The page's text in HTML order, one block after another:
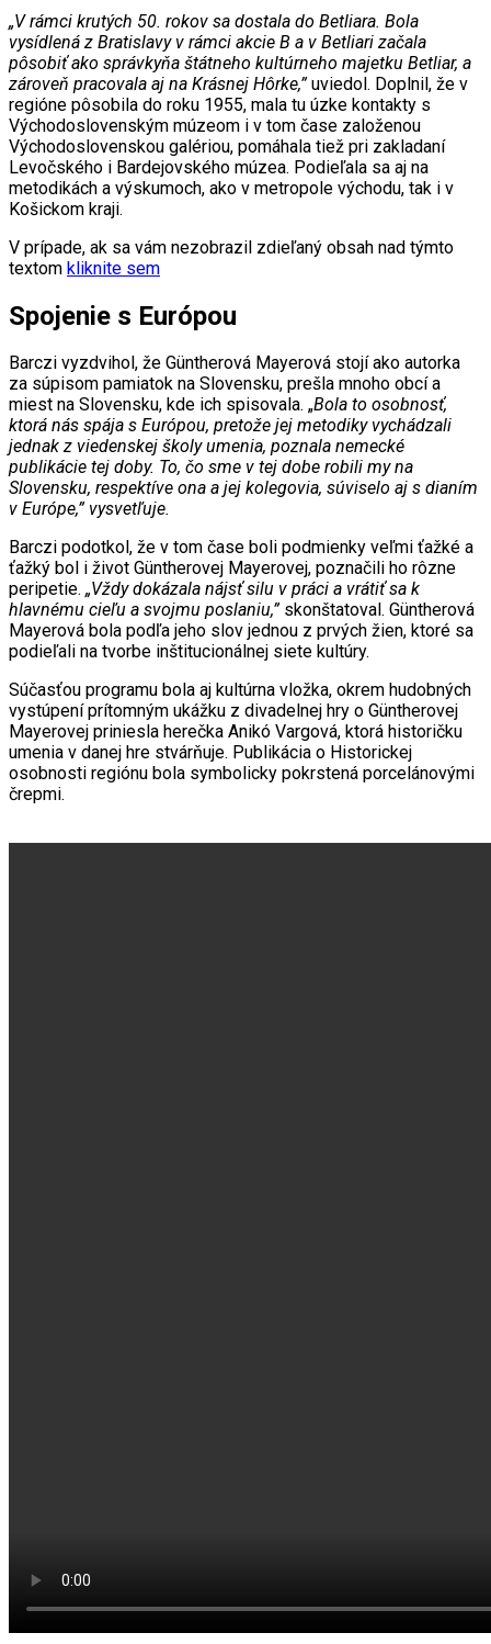
„V rámci krutých 50. rokov sa dostala do Betliara. Bola
vysídlená z Bratislavy v rámci akcie B a v Betliari začala
pôsobiť ako správkyňa štátneho kultúrneho majetku Betliar, a
zároveň pracovala aj na Krásnej Hôrke,”uviedol. Doplnil, že v
regióne pôsobila do roku 1955, mala tu úzke kontakty s
Východoslovenským múzeom i v tom čase založenou
Východoslovenskou galériou, pomáhala tiež pri zakladaní
Levočského i Bardejovského múzea. Podieľala sa aj na
metodikách a výskumoch, ako v metropole východu, tak i v
Košickom kraji.
V prípade, ak sa vám nezobrazil zdieľaný obsah nad týmto
textom kliknite sem
Spojenie s Európou
Barczi vyzdvihol, že Güntherová Mayerová stojí ako autorka
za súpisom pamiatok na Slovensku, prešla mnoho obcí a
miest na Slovensku, kde ich spisovala. „Bola to osobnosť,
ktorá nás spája s Európou, pretože jej metodiky vychádzali
jednak z viedenskej školy umenia, poznala nemecké
publikácie tej doby. To, čo sme v tej dobe robili my na
Slovensku, respektíve ona a jej kolegovia, súviselo aj s dianím
v Európe,” vysvetľuje.
Barczi podotkol, že v tom čase boli podmienky veľmi ťažké a
ťažký bol i život Güntherovej Mayerovej, poznačili ho rôzne
peripetie. „Vždy dokázala nájsť silu v práci a vrátiť sa k
hlavnému cieľu a svojmu poslaniu,”skonštatoval. Güntherová
Mayerová bola podľa jeho slov jednou z prvých žien, ktoré sa
podieľali na tvorbe inštitucionálnej siete kultúry.
Súčasťou programu bola aj kultúrna vložka, okrem hudobných
vystúpení prítomným ukážku z divadelnej hry o Güntherovej
Mayerovej priniesla herečka Anikó Vargová, ktorá historičku
umenia v danej hre stvárňuje. Publikácia o Historickej
osobnosti regiónu bola symbolicky pokrstená porcelánovými
črepmi.